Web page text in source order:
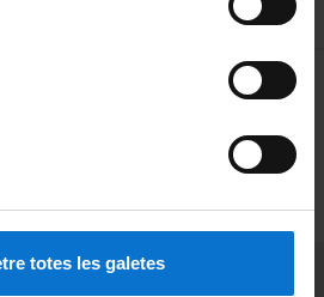
totes les galetes
MENÚ PEU 1
Terms and privacy